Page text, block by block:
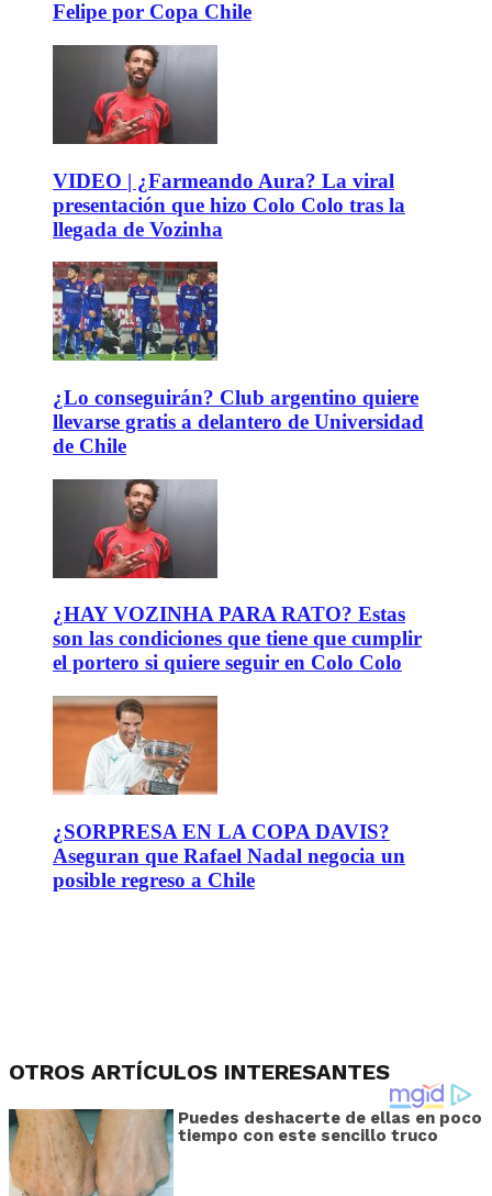
Felipe por Copa Chile
VIDEO | ¿Farmeando Aura? La viral
presentación que hizo Colo Colo tras la
llegada de Vozinha
¿Lo conseguirán? Club argentino quiere
llevarse gratis a delantero de Universidad
de Chile
¿HAY VOZINHA PARA RATO? Estas
son las condiciones que tiene que cumplir
el portero si quiere seguir en Colo Colo
¿SORPRESA EN LA COPA DAVIS?
Aseguran que Rafael Nadal negocia un
posible regreso a Chile
OTROS ARTÍCULOS INTERESANTES
Puedes deshacerte de ellas en poco
tiempo con este sencillo truco